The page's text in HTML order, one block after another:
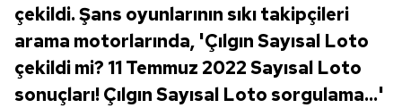
çekildi. Şans oyunlarının sıkı takipçileri
arama motorlarında, 'Çılgın Sayısal Loto
çekildi mi? 11 Temmuz 2022 Sayısal Loto
sonuçları! Çılgın Sayısal Loto sorgulama...'